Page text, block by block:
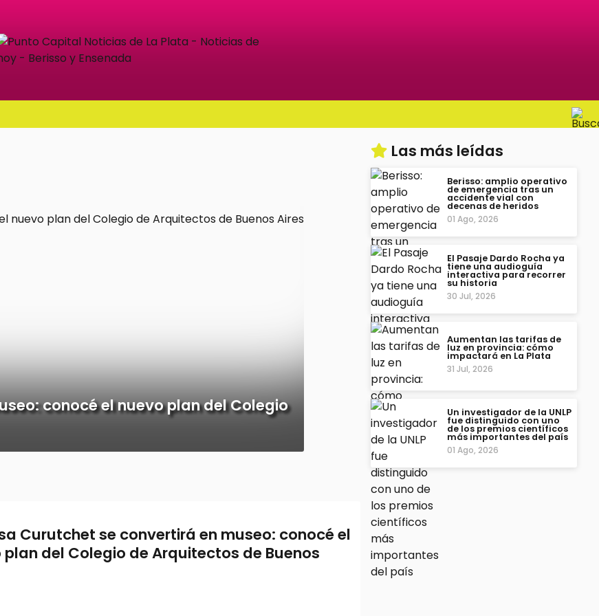
Las más leídas
Berisso: amplio operativo
de emergencia tras un
accidente vial con
decenas de heridos
01 Ago, 2026
El Pasaje Dardo Rocha ya
tiene una audioguía
interactiva para recorrer
su historia
30 Jul, 2026
Aumentan las tarifas de
luz en provincia: cómo
impactará en La Plata
31 Jul, 2026
Un investigador de la UNLP
fue distinguido con uno
de los premios científicos
más importantes del país
01 Ago, 2026
conocé el nuevo plan del Colegio
Curutchet se convertirá en museo: conocé el
plan del Colegio de Arquitectos de Buenos